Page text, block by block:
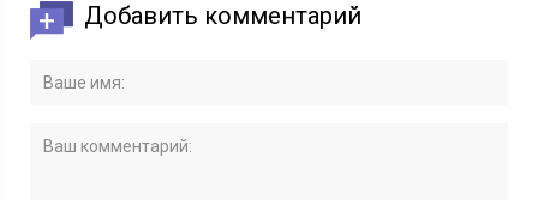
Добавить комментарий